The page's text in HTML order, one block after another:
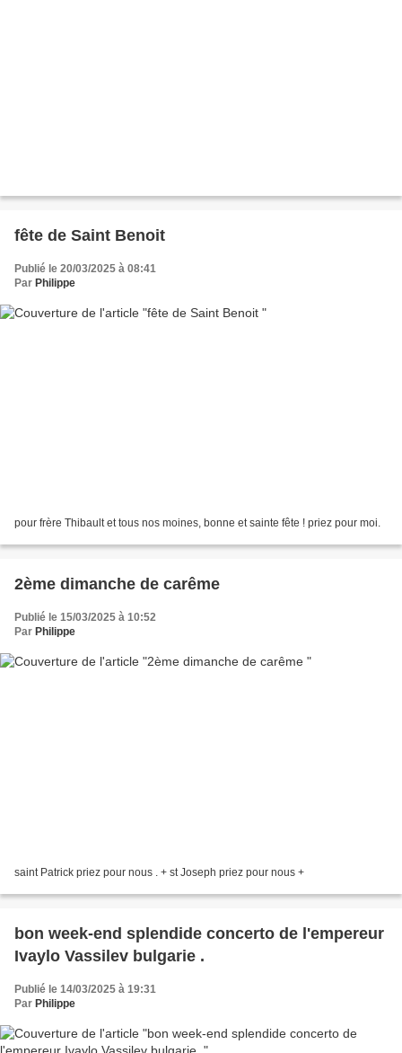
fête de Saint Benoit
Publié le 20/03/2025 à 08:41
Par Philippe
pour frère Thibault et tous nos moines, bonne et sainte fête ! priez pour moi.
2ème dimanche de carême
Publié le 15/03/2025 à 10:52
Par Philippe
saint Patrick priez pour nous . + st Joseph priez pour nous +
bon week-end splendide concerto de l'empereur
Ivaylo Vassilev bulgarie .
Publié le 14/03/2025 à 19:31
Par Philippe